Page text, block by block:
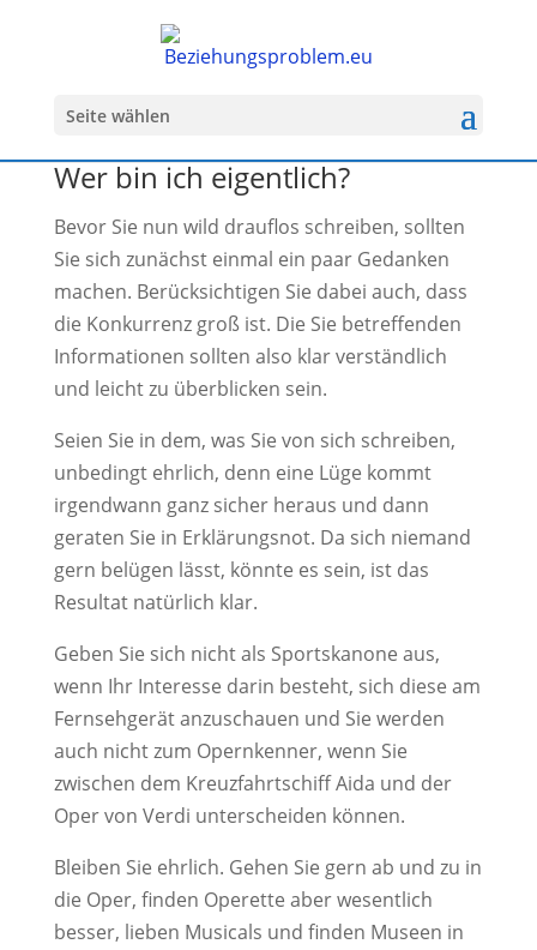
Seite wählen
Wer bin ich eigentlich?
Bevor Sie nun wild drauflos schreiben, sollten
Sie sich zunächst einmal ein paar Gedanken
machen. Berücksichtigen Sie dabei auch, dass
die Konkurrenz groß ist. Die Sie betreffenden
Informationen sollten also klar verständlich
und leicht zu überblicken sein.
Seien Sie in dem, was Sie von sich schreiben,
unbedingt ehrlich, denn eine Lüge kommt
irgendwann ganz sicher heraus und dann
geraten Sie in Erklärungsnot. Da sich niemand
gern belügen lässt, könnte es sein, ist das
Resultat natürlich klar.
Geben Sie sich nicht als Sportskanone aus,
wenn Ihr Interesse darin besteht, sich diese am
Fernsehgerät anzuschauen und Sie werden
auch nicht zum Opernkenner, wenn Sie
zwischen dem Kreuzfahrtschiff Aida und der
Oper von Verdi unterscheiden können.
Bleiben Sie ehrlich. Gehen Sie gern ab und zu in
die Oper, finden Operette aber wesentlich
besser, lieben Musicals und finden Museen in